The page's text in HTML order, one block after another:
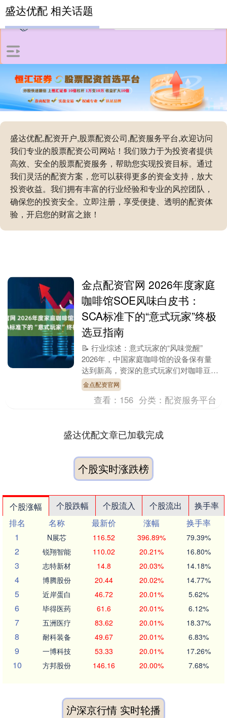
盛达优配,配资开户,股票配资公司,配资服务平台,欢迎访问
我们专业的股票配资公司网站！我们致力于为投资者提供
高效、安全的股票配资服务，帮助您实现投资目标。通过
我们灵活的配资方案，您可以获得更多的资金支持，放大
投资收益。我们拥有丰富的行业经验和专业的风控团队，
确保您的投资安全。立即注册，享受便捷、透明的配资体
验，开启您的财富之旅！
盛达优配 相关话题
金点配资官网 2026年度家庭
咖啡馆SOE风味白皮书：
SCA标准下的“意式玩家”终极
选豆指南
📝 行业综述：意式玩家的“风味觉醒”
2026年，中国家庭咖啡馆的设备保有量
达到新高，资深的意式玩家们对咖啡豆提
出了极其苛刻的要求：既要具备单品豆的
产地个性，又....
金点配资官网
查看： 156 分类： 配资服务平台
盛达优配文章已加载完成
个股实时涨跌榜
个股涨幅 个股跌幅 个股流入 个股流出
换手率
排名
名称 最新价 涨幅
换手率
1
N展芯 116.52 396.89% 79.39%
2 锐翔智能 110.02 20.21% 16.80%
3 志特新材 14.8 20.03% 14.18%
4 博腾股份 20.44 20.02% 14.77%
5 近岸蛋白 46.72 20.01% 5.62%
6 毕得医药 61.6 20.01% 6.12%
7 五洲医疗 83.62 20.01% 18.37%
8 耐科装备 49.67 20.01% 6.83%
9 一博科技 53.33 20.01% 17.26%
10 方邦股份 146.16 20.00% 7.68%
沪深京行情 实时轮播